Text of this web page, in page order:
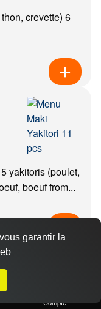
crevette) 6
yakitoris (poulet,
boeuf from...
Compte
garantir la